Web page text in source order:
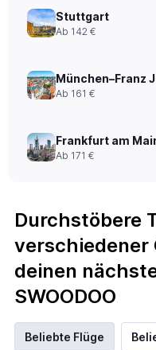
Stuttgart
Ab 142 €
München–Franz
Ab 161 €
Frankfurt am
Ab 171 €
Durchstöbere
verschiedener
deinen
SWOODOO
Beliebte Flüge